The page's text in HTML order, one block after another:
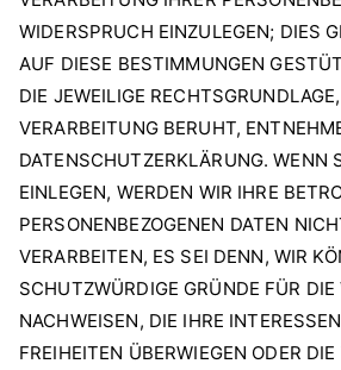
WIDERSPRUCH EINZULEGEN; DIES
AUF DIESE BESTIMMUNGEN
DIE JEWEILIGE
VERARBEITUNG BERUHT,
DATENSCHUTZERKLÄRUNG. WENN
EINLEGEN, WERDEN WIR IHRE
PERSONENBEZOGENEN DATEN
VERARBEITEN, ES SEI DENN, WIR
SCHUTZWÜRDIGE GRÜNDE FÜR
NACHWEISEN, DIE IHRE
FREIHEITEN ÜBERWIEGEN ODER